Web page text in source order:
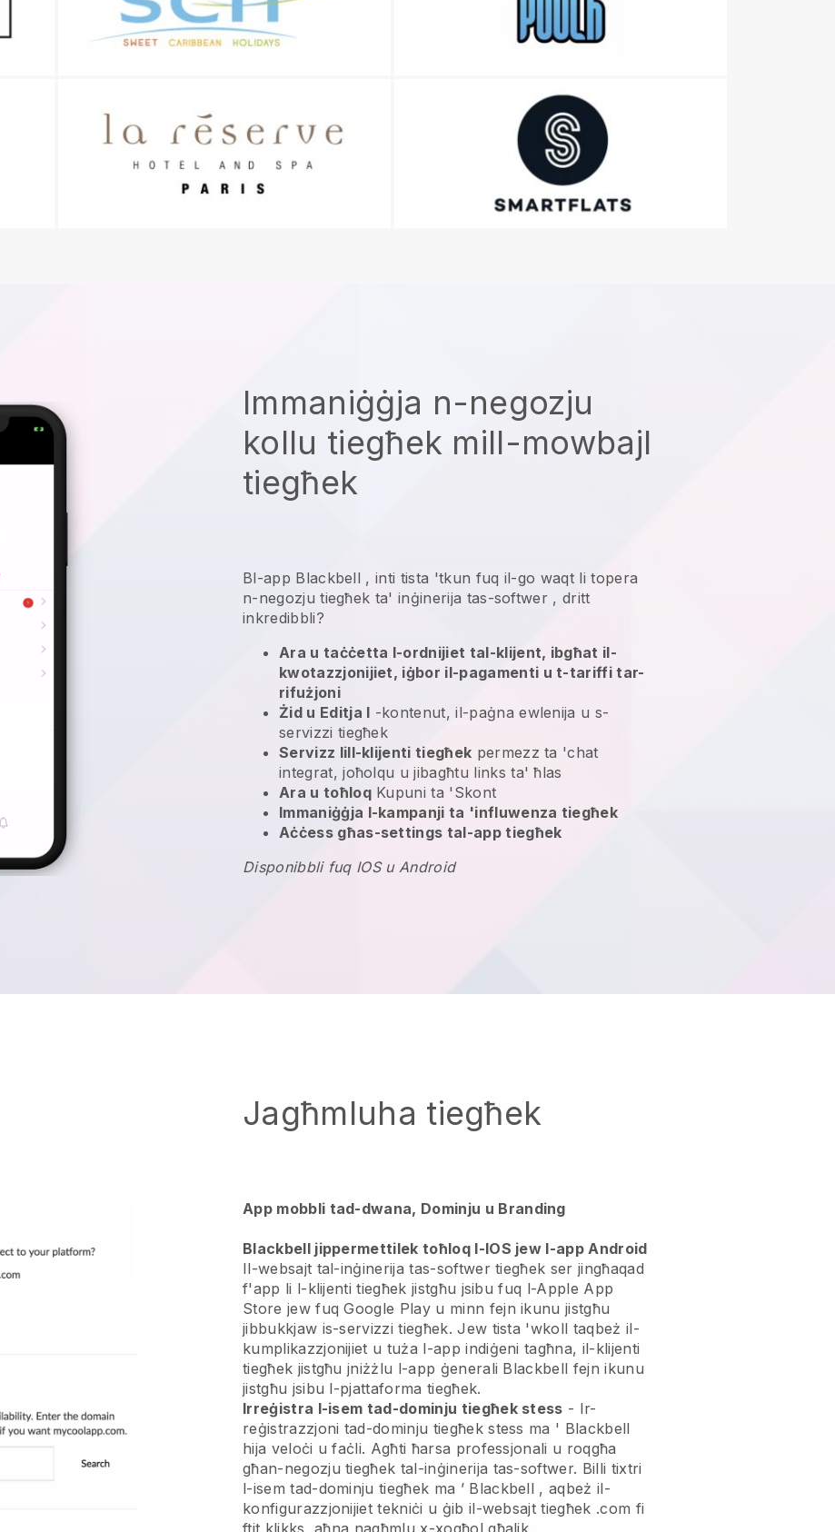
Immaniġġja n-negozju
kollu tiegħek mill-mowbajl
tiegħek
Bl-app Blackbell ,inti tista 'tkun fuq il-go waqt li topera
n-negozju tiegħek ta' inġinerija tas-softwer , dritt
inkredibbli?
Ara u taċċetta l-ordnijiet tal-klijent, ibgħat il-
kwotazzjonijiet, iġbor il-pagamenti u t-tariffi tar-
rifużjoni
Żid u Editja l -kontenut, il-paġna ewlenija u s-
servizzi tiegħek
Servizz lill-klijenti tiegħek permezz ta 'chat
integrat, joħolqu u jibagħtu links ta' ħlas
Ara u toħloqKupuni ta 'Skont
Immaniġġja l-kampanji ta 'influwenza tiegħek
Aċċess għas-settings tal-app tiegħek
Disponibbli fuq IOS u Android
Jagħmluha tiegħek
App mobbli tad-dwana, Dominju u Branding
Blackbell jippermettilek toħloq l-IOS jew l-app Android
Il-websajt tal-inġinerija tas-softwer tiegħek ser jingħaqad
f'app li l-klijenti tiegħek jistgħu jsibu fuq l-Apple App
Store jew fuq Google Play u minn fejn ikunu jistgħu
jibbukkjaw is-servizzi tiegħek. Jew tista 'wkoll taqbeż il-
kumplikazzjonijiet u tuża l-app indiġeni tagħna, il-klijenti
tiegħek jistgħu jniżżlu l-app ġenerali Blackbell fejn ikunu
jistgħu jsibu l-pjattaforma tiegħek.
Irreġistra l-isem tad-dominju tiegħek stess - Ir-
reġistrazzjoni tad-dominju tiegħek stess ma ' Blackbell
hija veloċi u faċli. Agħti ħarsa professjonali u roqgħa
għan-negozju tiegħek tal-inġinerija tas-softwer. Billi tixtri
l-isem tad-dominju tiegħek ma ’ Blackbell , aqbeż il-
konfigurazzjonijiet tekniċi u ġib il-websajt tiegħek .com fi
ftit klikks, aħna nagħmlu x-xogħol għalik.